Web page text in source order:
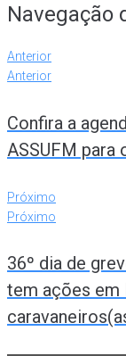
Navegação
Anterior
Anterior
Confira a
ASSUFM para
Próximo
Próximo
36º dia de
tem ações em